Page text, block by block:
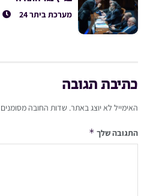
מערכת ביתר 24
כתיבת תגובה
האימייל לא יוצג באתר. שדות החובה מסומנים
התגובה שלך *